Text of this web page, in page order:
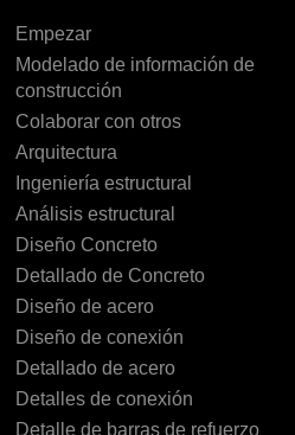
Empezar
Modelado de información de
construcción
Colaborar con otros
Arquitectura
Ingeniería estructural
Análisis estructural
Diseño Concreto
Detallado de Concreto
Diseño de acero
Diseño de conexión
Detallado de acero
Detalles de conexión
Detalle de barras de refuerzo